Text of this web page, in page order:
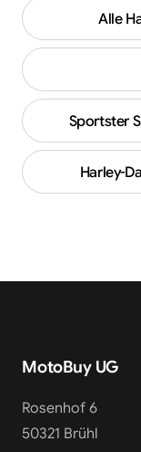
Alle
Sportster
Harley-
MotoBuy UG
Rosenhof 6
50321 Brühl